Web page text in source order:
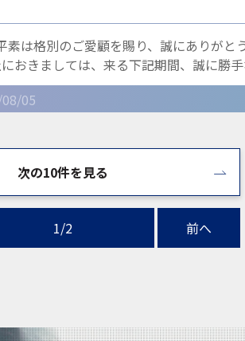
は格別のご愛顧を賜り、誠にありがと
おきましては、来る下記期間、誠に勝
いただきます。 ■夏季休業期間中の
）05
次の10件を見る
1/2 前へ